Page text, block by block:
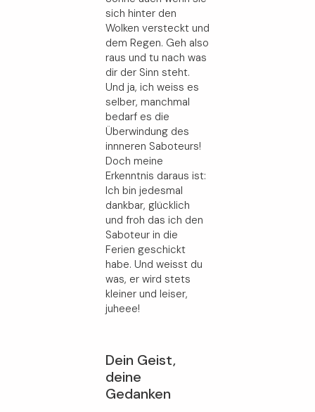
sich hinter den
Wolken versteckt und
dem Regen. Geh also
raus und tu nach was
dir der Sinn steht.
Und ja, ich weiss es
selber, manchmal
bedarf es die
Überwindung des
innneren Saboteurs!
Doch meine
Erkenntnis daraus ist:
Ich bin jedesmal
dankbar, glücklich
und froh das ich den
Saboteur in die
Ferien geschickt
habe. Und weisst du
was, er wird stets
kleiner und leiser,
juheee!
Dein Geist,
deine
Gedanken